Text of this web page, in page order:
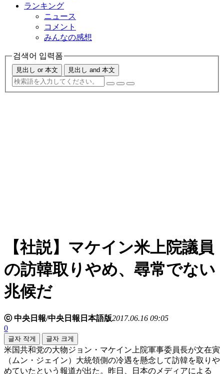
ランキング
ニュース
コメント
みんなの感想
검색어 입력폼
見出し or 本文 見出し and 本文
【社説】マケイン米上院議員
の訪韓取りやめ、尋常でない
兆候だ
ⓒ 中央日報/中央日報日本語版2017.06.16 09:05
0
글자 작게 글자 크게
米国共和党の大物ジョン・マケイン上院軍事委員長が文在寅
（ムン・ジェイン）大統領側の冷遇を懸念して訪韓を取りや
めていたという報道が出た。昨日、日本のメディアによる